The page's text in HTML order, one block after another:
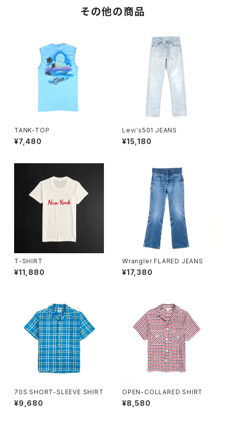
その他の商品
TANK-TOP
¥7,480
Levi‘s501 JEANS
¥15,180
T-SHIRT
¥11,880
Wrangler FLARED JEANS
¥17,380
70S SHORT-SLEEVE SHIRT
¥9,680
OPEN-COLLARED SHIRT
¥8,580